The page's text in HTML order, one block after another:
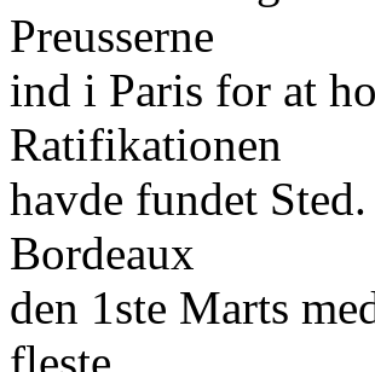
Preusserne
ind i Paris for at
Ratifikationen
havde fundet
Bordeaux
den 1ste Marts